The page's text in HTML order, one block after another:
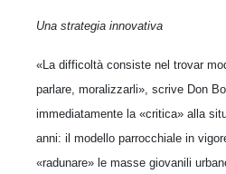
Una strategia innovativa
«La difficoltà consiste nel trovar
parlare, moralizzarli», scrive Don
immediatamente la «critica» alla
anni: il modello parrocchiale in
«radunare» le masse giovanili